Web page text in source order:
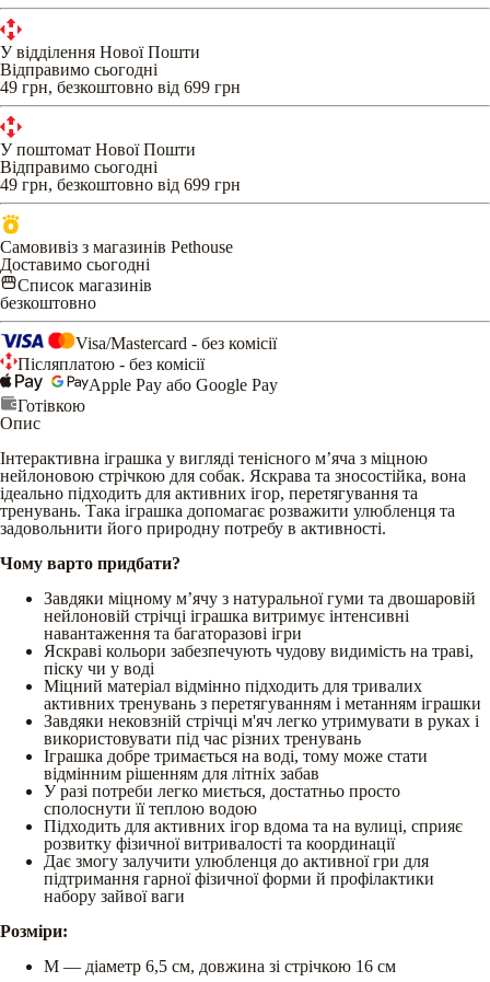
У відділення Нової Пошти
Відправимо сьогодні
49 грн, безкоштовно від 699 грн
У поштомат Нової Пошти
Відправимо сьогодні
49 грн, безкоштовно від 699 грн
Самовивіз з магазинів Pethouse
Доставимо сьогодні
Список магазинів
безкоштовно
Visa/Mastercard - без комісії
Післяплатою - без комісії
Apple Pay або Google Pay
Готівкою
Опис
Інтерактивна іграшка у вигляді тенісного м’яча з міцною
нейлоновою стрічкою для собак. Яскрава та зносостійка, вона
ідеально підходить для активних ігор, перетягування та
тренувань. Така іграшка допомагає розважити улюбленця та
задовольнити його природну потребу в активності.
Чому варто придбати?
Завдяки міцному м’ячу з натуральної гуми та двошаровій
нейлоновій стрічці іграшка витримує інтенсивні
навантаження та багаторазові ігри
Яскраві кольори забезпечують чудову видимість на траві,
піску чи у воді
Міцний матеріал відмінно підходить для тривалих
активних тренувань з перетягуванням і метанням іграшки
Завдяки нековзній стрічці м'яч легко утримувати в руках і
використовувати під час різних тренувань
Іграшка добре тримається на воді, тому може стати
відмінним рішенням для літніх забав
У разі потреби легко миється, достатньо просто
сполоснути її теплою водою
Підходить для активних ігор вдома та на вулиці, сприяє
розвитку фізичної витривалості та координації
Дає змогу залучити улюбленця до активної гри для
підтримання гарної фізичної форми й профілактики
набору зайвої ваги
Розміри:
М — діаметр 6,5 см, довжина зі стрічкою 16 см